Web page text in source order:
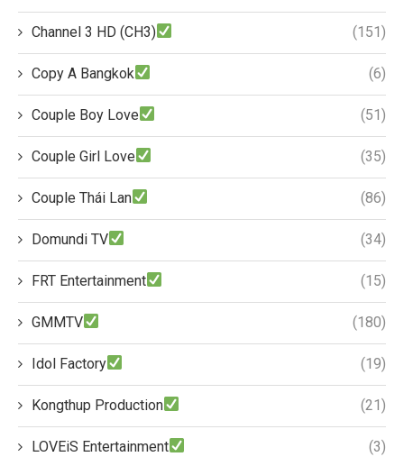
Channel 3 HD (CH3) (151)
Copy A Bangkok (6)
Couple Boy Love (51)
Couple Girl Love (35)
Couple Thái Lan (86)
Domundi TV (34)
FRT Entertainment (15)
GMMTV (180)
Idol Factory (19)
Kongthup Production (21)
LOVEiS Entertainment (3)